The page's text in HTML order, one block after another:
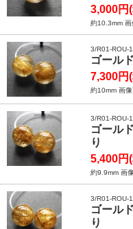
3,000円
約10.3mm 画
3/R01-ROU-
ゴール
7,300円
約10mm 画
3/R01-ROU-
ゴール
り
5,400円
約9.9mm 画
3/R01-ROU-
ゴール
り